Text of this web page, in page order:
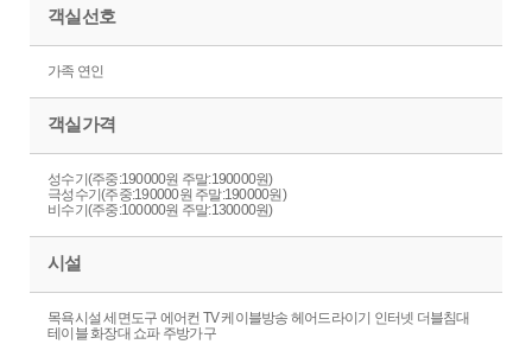
객실선호
가족 연인
객실가격
성수기(주중:190000원 주말:190000원)
극성수기(주중:190000원 주말:190000원)
비수기(주중:100000원 주말:130000원)
시설
목욕시설 세면도구 에어컨 TV 케이블방송 헤어드라이기 인터넷 더블침대
테이블 화장대 쇼파 주방가구